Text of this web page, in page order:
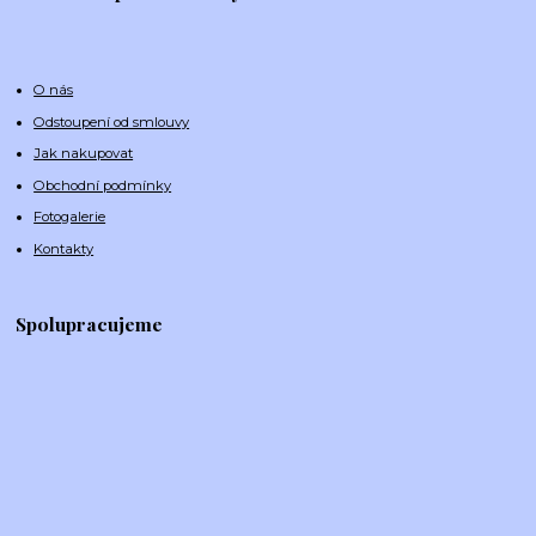
O nás
Odstoupení od smlouvy
Jak nakupovat
Obchodní podmínky
Fotogalerie
Kontakty
Spolupracujeme